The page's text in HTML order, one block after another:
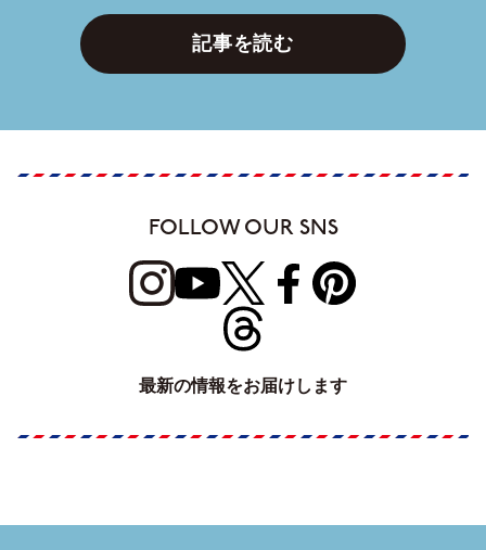
記事を読む
FOLLOW OUR SNS
最新の情報をお届けします